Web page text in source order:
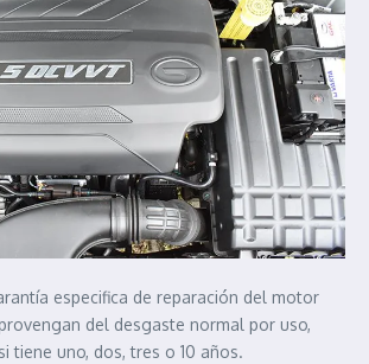
especifica de reparación del motor
del desgaste normal por uso,
tiene uno, dos, tres o 10 años.